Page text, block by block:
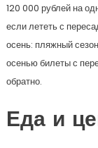
120 000 рублей на
если лететь с
осень: пляжный
осенью билеты с
обратно.
Еда и